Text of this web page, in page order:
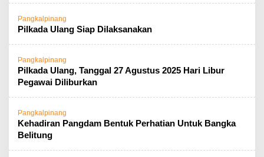
Pangkalpinang
Pilkada Ulang Siap Dilaksanakan
Pangkalpinang
Pilkada Ulang, Tanggal 27 Agustus 2025 Hari Libur
Pegawai Diliburkan
Pangkalpinang
Kehadiran Pangdam Bentuk Perhatian Untuk Bangka
Belitung